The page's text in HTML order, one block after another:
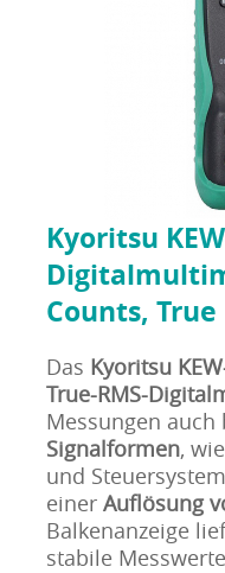
Kyoritsu
Counts, True
Das Kyoritsu
True-RMS-
Messungen auch
Signalformen,
und
einer Auflösung
Balkenanzeige
stabile